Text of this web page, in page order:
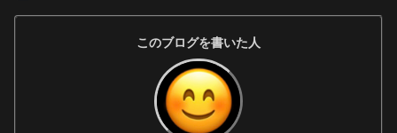
このブログを書いた人